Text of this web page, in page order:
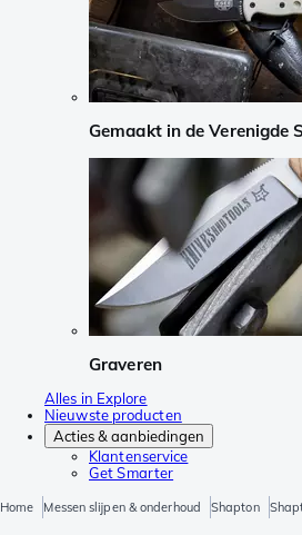
Gemaakt in de Verenigde
Graveren
Alles in Explore
Nieuwste producten
Acties & aanbiedingen
Klantenservice
Get Smarter
Home Messen slijpen & onderhoud Shapton